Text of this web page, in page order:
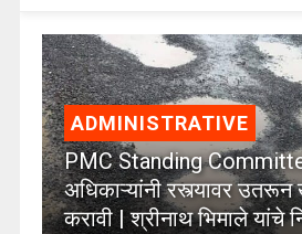
ADMINISTRATIVE
PMC Standing
अधिकाऱ्यांनी रस्त्यावर उतरून
करावी | श्रीनाथ भिमाले यांचे